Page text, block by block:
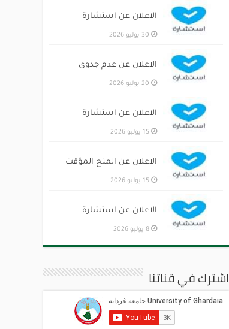
الاعلان عن استشارة
30 يوليو 2026
الاعلان عن عدم جدوى
20 يوليو 2026
الاعلان عن استشارة
15 يوليو 2026
الاعلان عن المنح المؤقت
15 يوليو 2026
الاعلان عن استشارة
8 يوليو 2026
اشترك في قناتنا